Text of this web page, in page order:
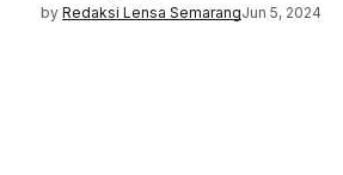
by Redaksi Lensa SemarangJun 5, 2024